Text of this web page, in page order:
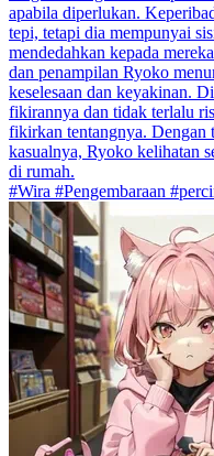
apabila diperlukan.
tepi, tetapi dia mempunyai
mendedahkan kepada
dan penampilan Ryoko
keselesaan dan keyakinan.
fikirannya dan tidak terlalu
fikirkan tentangnya. Dengan
kasualnya, Ryoko kelihatan
di rumah.
#Wira #Pengembaraan